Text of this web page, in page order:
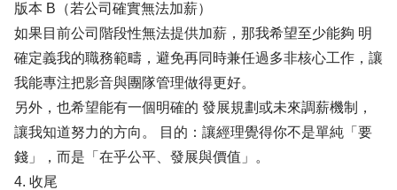
版本 B（若公司確實無法加薪）
如果目前公司階段性無法提供加薪，那我希望至少能夠 明
確定義我的職務範疇，避免再同時兼任過多非核心工作，讓
我能專注把影音與團隊管理做得更好。
另外，也希望能有一個明確的 發展規劃或未來調薪機制，
讓我知道努力的方向。 目的：讓經理覺得你不是單純「要
錢」，而是「在乎公平、發展與價值」。
4. 收尾